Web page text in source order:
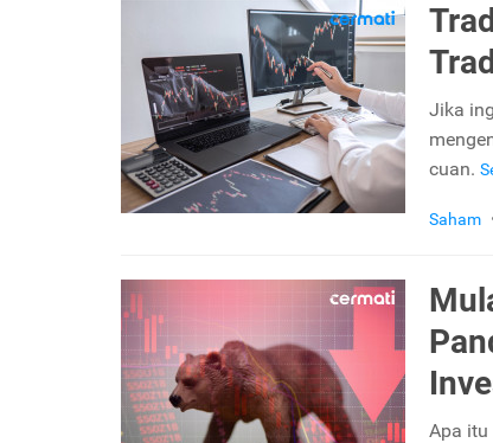
Jika
cuan.
Saham
Apa itu